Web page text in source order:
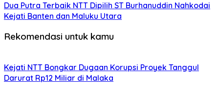
Dua Putra Terbaik NTT Dipilih ST Burhanuddin Nahkodai
Kejati Banten dan Maluku Utara
Rekomendasi untuk kamu
Kejati NTT Bongkar Dugaan Korupsi Proyek Tanggul
Darurat Rp12 Miliar di Malaka